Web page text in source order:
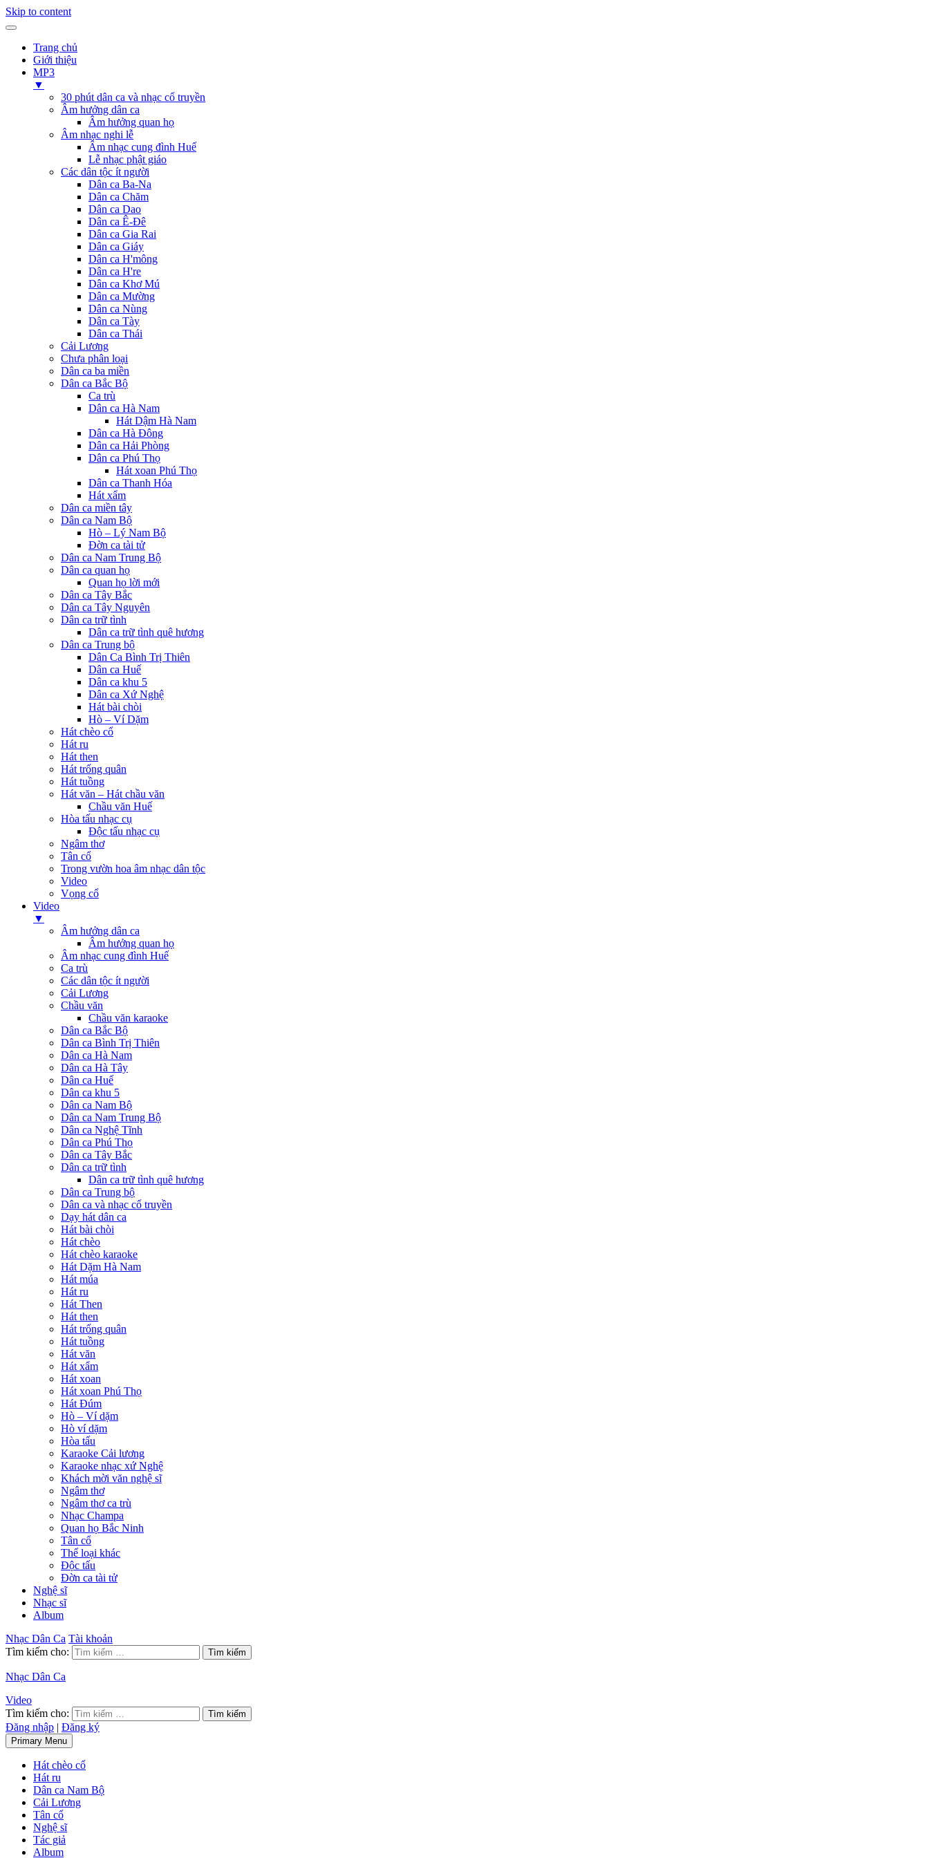
Skip to content
Trang chủ
Giới thiệu
MP3
▼
30 phút dân ca và nhạc cổ truyền
Âm hưởng dân ca
Âm hưởng quan họ
Âm nhạc nghi lễ
Âm nhạc cung đình Huế
Lễ nhạc phật giáo
Các dân tộc ít người
Dân ca Ba-Na
Dân ca Chăm
Dân ca Dao
Dân ca Ê-Đê
Dân ca Gia Rai
Dân ca Giáy
Dân ca H'mông
Dân ca H're
Dân ca Khơ Mú
Dân ca Mường
Dân ca Nùng
Dân ca Tày
Dân ca Thái
Cải Lương
Chưa phân loại
Dân ca ba miền
Dân ca Bắc Bộ
Ca trù
Dân ca Hà Nam
Hát Dậm Hà Nam
Dân ca Hà Đông
Dân ca Hải Phòng
Dân ca Phú Thọ
Hát xoan Phú Thọ
Dân ca Thanh Hóa
Hát xẩm
Dân ca miền tây
Dân ca Nam Bộ
Hò – Lý Nam Bộ
Đờn ca tài tử
Dân ca Nam Trung Bộ
Dân ca quan họ
Quan họ lời mới
Dân ca Tây Bắc
Dân ca Tây Nguyên
Dân ca trữ tình
Dân ca trữ tình quê hương
Dân ca Trung bộ
Dân Ca Bình Trị Thiên
Dân ca Huế
Dân ca khu 5
Dân ca Xứ Nghệ
Hát bài chòi
Hò – Ví Dặm
Hát chèo cổ
Hát ru
Hát then
Hát trống quân
Hát tuồng
Hát văn – Hát chầu văn
Chầu văn Huế
Hòa tấu nhạc cụ
Độc tấu nhạc cụ
Ngâm thơ
Tân cổ
Trong vườn hoa âm nhạc dân tộc
Video
Vọng cổ
Video
▼
Âm hưởng dân ca
Âm hưởng quan họ
Âm nhạc cung đình Huế
Ca trù
Các dân tộc ít người
Cải Lương
Chầu văn
Chầu văn karaoke
Dân ca Bắc Bộ
Dân ca Bình Trị Thiên
Dân ca Hà Nam
Dân ca Hà Tây
Dân ca Huế
Dân ca khu 5
Dân ca Nam Bộ
Dân ca Nam Trung Bộ
Dân ca Nghệ Tĩnh
Dân ca Phú Thọ
Dân ca Tây Bắc
Dân ca trữ tình
Dân ca trữ tình quê hương
Dân ca Trung bộ
Dân ca và nhạc cổ truyền
Dạy hát dân ca
Hát bài chòi
Hát chèo
Hát chèo karaoke
Hát Dặm Hà Nam
Hát múa
Hát ru
Hát Then
Hát then
Hát trống quân
Hát tuồng
Hát văn
Hát xẩm
Hát xoan
Hát xoan Phú Thọ
Hát Đúm
Hò – Ví dặm
Hò ví dặm
Hòa tấu
Karaoke Cải lương
Karaoke nhạc xứ Nghệ
Khách mời văn nghệ sĩ
Ngâm thơ
Ngâm thơ ca trù
Nhạc Champa
Quan họ Bắc Ninh
Tân cổ
Thể loại khác
Độc tấu
Đờn ca tài tử
Nghệ sĩ
Nhạc sĩ
Album
Nhạc Dân Ca Tài khoản
Tìm kiếm cho:
Nhạc Dân Ca
Video
Tìm kiếm cho:
Đăng nhập | Đăng ký
Primary Menu
Hát chèo cổ
Hát ru
Dân ca Nam Bộ
Cải Lương
Tân cổ
Nghệ sĩ
Tác giả
Album